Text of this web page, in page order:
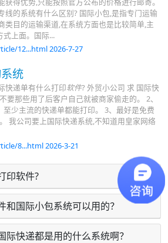
线的系统有什么区别? 国际小包,是指专门运输
类目的运输渠道,在系统方面也是比较简单,主
式上面。国际...
12...html 2026-7-27
统
快递单有什么打印软件? 外贸小公司 求 国际快
要那些用了后客户自己就被商家偷走的。 2、
少主流的快递单都能打印。 3、最好是免费
我公司要上国际快递系统,不知道用皇家网络
8...html 2026-3-21
印软件?
和国际小包系统可以用的？
际快递都是用的什么系统啊？